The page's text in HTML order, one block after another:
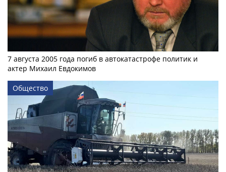
7 августа 2005 года погиб в автокатастрофе политик и
актер Михаил Евдокимов
Общество